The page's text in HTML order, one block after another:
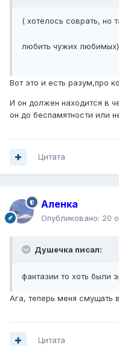
( хотелось соврать, но
любить чужих любимых)
Вот это и есть разум,про
И он должен находится в
он до беспамятности или
Цитата
Аленка
Опубликовано: 20
Душечка писал:
фантазии то хоть были
Ага, теперь меня смущать
Цитата